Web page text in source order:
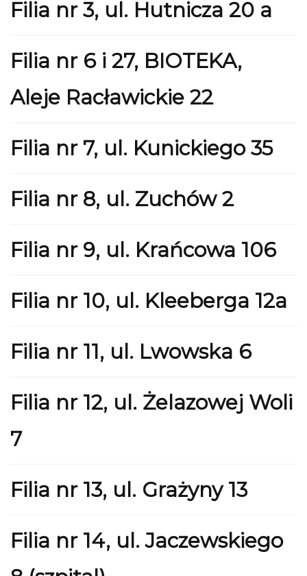
Filia nr 3, ul. Hutnicza 20 a
Filia nr 6 i 27, BIOTEKA,
Aleje Racławickie 22
Filia nr 7, ul. Kunickiego 35
Filia nr 8, ul. Zuchów 2
Filia nr 9, ul. Krańcowa 106
Filia nr 10, ul. Kleeberga 12a
Filia nr 11, ul. Lwowska 6
Filia nr 12, ul. Żelazowej Woli
7
Filia nr 13, ul. Grażyny 13
Filia nr 14, ul. Jaczewskiego